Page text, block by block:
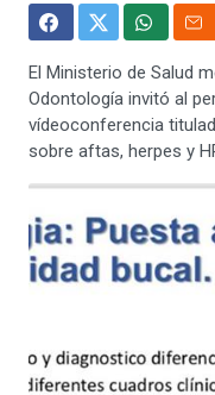
El Ministerio de Salud
Odontología invitó al
vídeoconferencia
sobre aftas, herpes y